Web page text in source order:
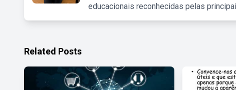
educacionais reconhecidas pelas
Related Posts